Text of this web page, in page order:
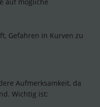
Gefahren in Kurven zu
Aufmerksamkeit, da
Wichtig ist: